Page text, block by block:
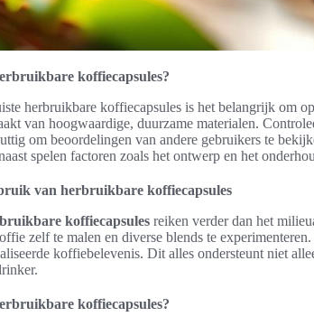
koffiecapsules?
herbruikbare koffiecapsules is het belangrijk om
van hoogwaardige, duurzame materialen.
om beoordelingen van andere gebruikers te
spelen factoren zoals het ontwerp en het
van herbruikbare koffiecapsules
koffiecapsules reiken verder dan het
zelf te malen en diverse blends te
koffiebelevenis. Dit alles ondersteunt niet
koffiecapsules?